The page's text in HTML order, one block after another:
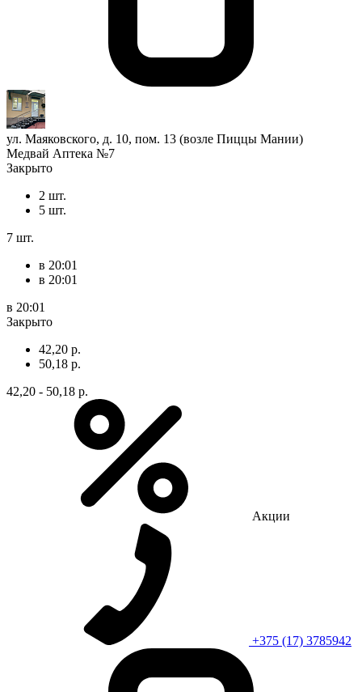
ул. Маяковского, д. 10, пом. 13 (возле Пиццы Мании)
Медвай Аптека №7
Закрыто
2 шт.
5 шт.
7 шт.
в 20:01
в 20:01
в 20:01
Закрыто
42,20 р.
50,18 р.
42,20 - 50,18 р.
Акции
+375 (17) 3785942